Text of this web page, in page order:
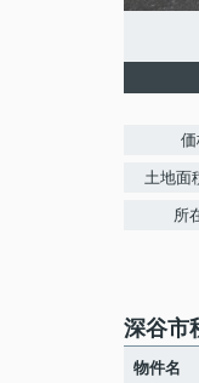
土地面
所
深谷市
物件名